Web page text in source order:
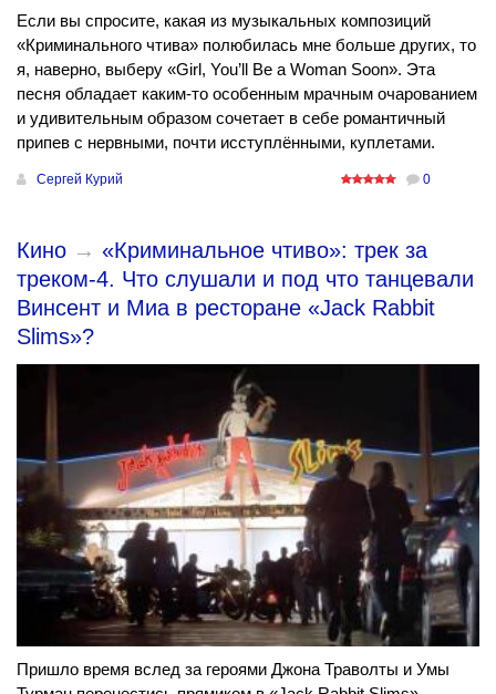
Если вы спросите, какая из музыкальных композиций
«Криминального чтива» полюбилась мне больше других, то
я, наверно, выберу «Girl, You’ll Be a Woman Soon». Эта
песня обладает каким-то особенным мрачным очарованием
и удивительным образом сочетает в себе романтичный
припев с нервными, почти исступлёнными, куплетами.
Сергей Курий 0
Кино → «Криминальное чтиво»: трек за
треком-4. Что слушали и под что танцевали
Винсент и Миа в ресторане «Jack Rabbit
Slims»?
Пришло время вслед за героями Джона Траволты и Умы